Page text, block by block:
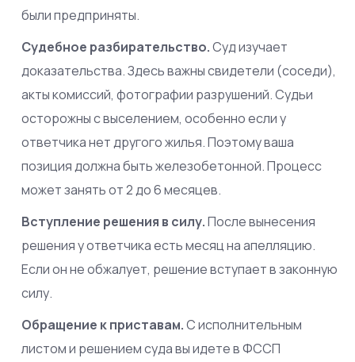
были предприняты.
Судебное разбирательство.Суд изучает
доказательства. Здесь важны свидетели (соседи),
акты комиссий, фотографии разрушений. Судьи
осторожны с выселением, особенно если у
ответчика нет другого жилья. Поэтому ваша
позиция должна быть железобетонной. Процесс
может занять от 2 до 6 месяцев.
Вступление решения в силу.После вынесения
решения у ответчика есть месяц на апелляцию.
Если он не обжалует, решение вступает в законную
силу.
Обращение к приставам.С исполнительным
листом и решением суда вы идете в ФССП